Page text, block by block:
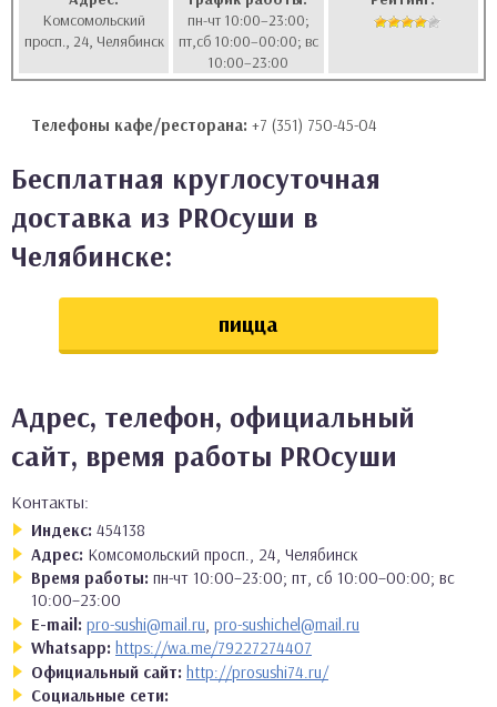
Комсомольский
просп., 24, Челябинск
пн-чт 10:00–23:00;
пт,сб 10:00–00:00; вс
10:00–23:00
Телефоны кафе/ресторана: +7 (351) 750-45-04
Бесплатная круглосуточная
доставка из PROсуши в
Челябинске:
пицца
Адрес, телефон, официальный
сайт, время работы PROсуши
Контакты:
Индекс: 454138
Адрес: Комсомольский просп., 24, Челябинск
Время работы: пн-чт 10:00–23:00; пт, сб 10:00–00:00; вс
10:00–23:00
E-mail: pro-sushi@mail.ru pro-sushichel@mail.ru
Whatsapp: https://wa.me/79227274407
Официальный сайт: http://prosushi74.ru/
Социальные сети: